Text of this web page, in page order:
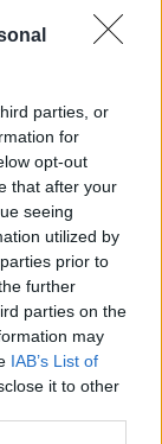
parties, or
for
opt-out
that after your
seeing
utilized by
prior to
further
parties on the
may
IAB’s List of
it to other